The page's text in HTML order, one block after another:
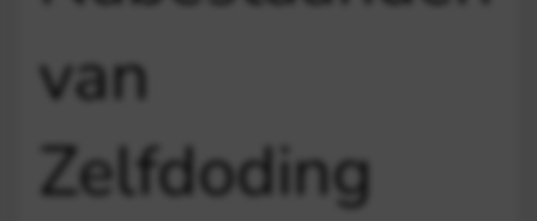
van
Zelfdoding